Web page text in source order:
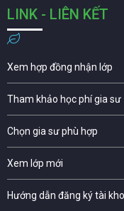
LINK - LIÊN KẾT
Xem hợp đồng nhận lớp
Tham khảo học phí gia sư
Chọn gia sư phù hợp
Xem lớp mới
Hướng dẫn đăng ký tài